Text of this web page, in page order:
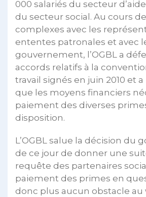
000 salariés du secteur
du secteur social. Au cours
complexes avec les
ententes patronales et avec
gouvernement, l’OGBL a
accords relatifs à la
travail signés en juin 2010 et
que les moyens financiers
paiement des diverses
disposition.
L’OGBL salue la décision du
de ce jour de donner une
requête des partenaires
paiement des primes en
donc plus aucun obstacle